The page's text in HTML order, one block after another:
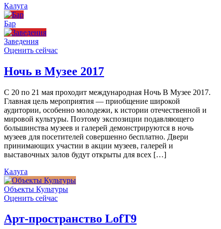
Калуга
Бар
Заведения
Оценить сейчас
Ночь в Музее 2017
С 20 по 21 мая проходит международная Ночь В Музее 2017.
Главная цель мероприятия — приобщение широкой
аудитории, особенно молодежи, к истории отечественной и
мировой культуры. Поэтому экспозиции подавляющего
большинства музеев и галерей демонстрируются в ночь
музеев для посетителей совершенно бесплатно. Двери
принимающих участии в акции музеев, галерей и
выставочных залов будут открыты для всех […]
Калуга
Объекты Культуры
Оценить сейчас
Арт-пространство LofT9